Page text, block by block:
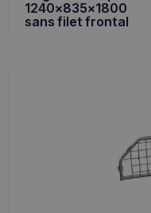
1240x835x1800
sans filet frontal